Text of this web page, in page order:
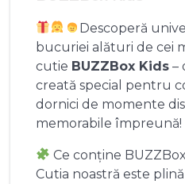
Descoperă
bucuriei alături de cei
cutie BUZZBox Kids –
creată special pentru
dornici de momente
memorabile împreună!
Ce conține
Cutia noastră este